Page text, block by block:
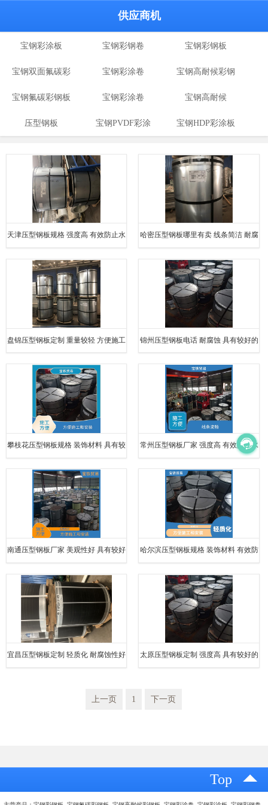
供应商机
宝钢彩涂板 宝钢彩钢卷 宝钢彩钢板
宝钢双面氟碳彩
涂板
宝钢彩涂卷 宝钢高耐候彩钢
板
宝钢氟碳彩钢板 宝钢彩涂卷 宝钢高耐候
压型钢板 宝钢PVDF彩涂 宝钢HDP彩涂板
天津压型钢板规格 强度高 有效防止水 哈密压型钢板哪里有卖 线条简洁 耐腐
盘锦压型钢板定制 重量较轻 方便施工 锦州压型钢板电话 耐腐蚀 具有较好的
攀枝花压型钢板规格 装饰材料 具有较
好的美观效果
常州压型钢板厂家 强度高 有效防止水
分渗透
南通压型钢板厂家 美观性好 具有较好 哈尔滨压型钢板规格 装饰材料 有效防
宜昌压型钢板定制 轻质化 耐腐蚀性好 太原压型钢板定制 强度高 具有较好的
上一页 1 下一页
Top